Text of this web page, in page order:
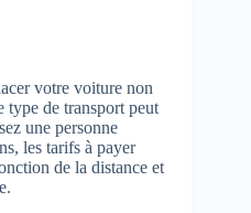
votre voiture non
type de transport peut
une personne
les tarifs à payer
de la distance et